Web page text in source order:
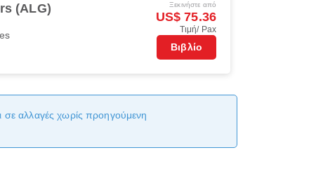
(ALG) Ξεκινήστε από
US$ 75.36
Τιμή/ Pax
Βιβλίο
σε αλλαγές χωρίς προηγούμενη